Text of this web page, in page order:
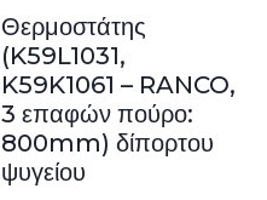
Θερμοστάτης
(K59L1031,
K59K1061 – RANCO,
3 επαφών πούρο:
800mm) δίπορτου
ψυγείου